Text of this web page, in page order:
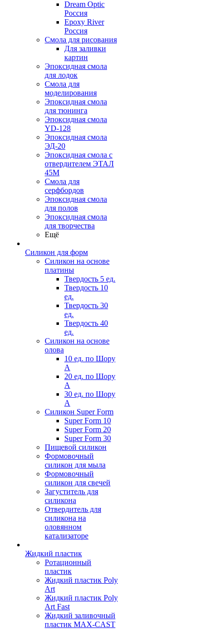
Dream Optic
Россия
Epoxy River
Россия
Смола для рисования
Для заливки
картин
Эпоксидная смола
для лодок
Смола для
моделирования
Эпоксидная смола
для тюнинга
Эпоксидная смола
YD-128
Эпоксидная смола
ЭД-20
Эпоксидная смола с
отвердителем ЭТАЛ
45М
Смола для
серфбордов
Эпоксидная смола
для полов
Эпоксидная смола
для творчества
Ещё
Силикон для форм
Силикон на основе
платины
Твердость 5 ед.
Твердость 10
ед.
Твердость 30
ед.
Твердость 40
ед.
Силикон на основе
олова
10 ед. по Шору
А
20 ед. по Шору
А
30 ед. по Шору
А
Силикон Super Form
Super Form 10
Super Form 20
Super Form 30
Пищевой силикон
Формовочный
силикон для мыла
Формовочный
силикон для свечей
Загуститель для
силикона
Отвердитель для
силикона на
оловянном
катализаторе
Жидкий пластик
Ротационный
пластик
Жидкий пластик Poly
Art
Жидкий пластик Poly
Art Fast
Жидкий заливочный
пластик MAX-CAST